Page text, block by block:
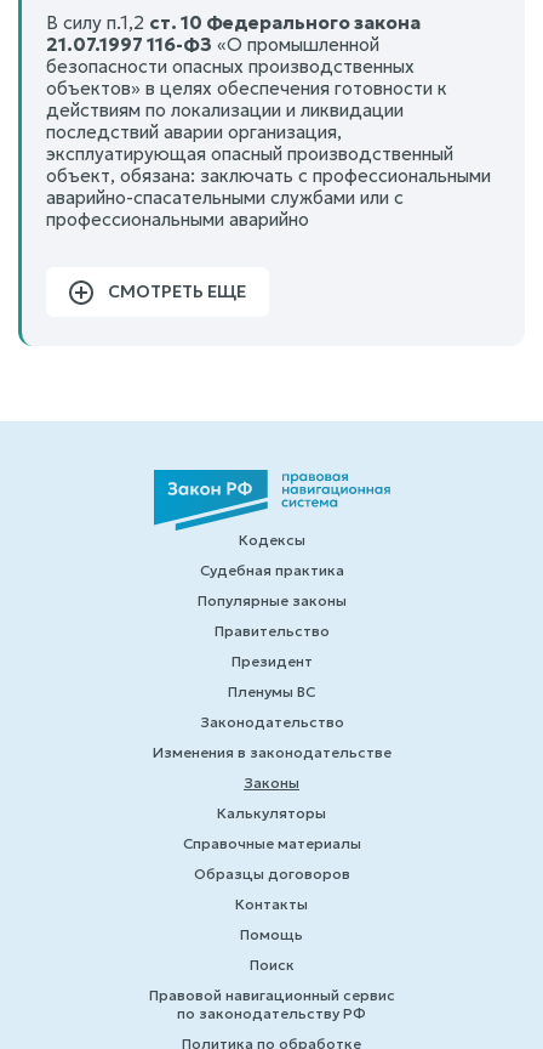
В силу п.1,2 ст. 10 Федерального закона
21.07.1997 116-ФЗ «О промышленной
безопасности опасных производственных
объектов» в целях обеспечения готовности к
действиям по локализации и ликвидации
последствий аварии организация,
эксплуатирующая опасный производственный
объект, обязана: заключать с профессиональными
аварийно-спасательными службами или с
профессиональными аварийно
СМОТРЕТЬ ЕЩЕ
Кодексы
Судебная практика
Популярные законы
Правительство
Президент
Пленумы ВС
Законодательство
Изменения в законодательстве
Законы
Калькуляторы
Справочные материалы
Образцы договоров
Контакты
Помощь
Поиск
Правовой навигационный сервис
по законодательству РФ
Политика по обработке